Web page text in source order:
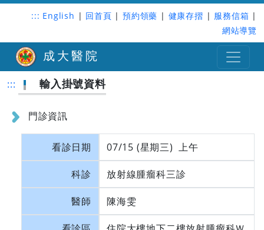
::: English | 回首頁 | 預約領藥 | 健康存摺 | 服務信箱 |
網站導覽
成大醫院
::: 輸入掛號資料
門診資訊
看診日期 07/15 (星期三) 上午
科診 放射線腫瘤科三診
醫師 陳海雯